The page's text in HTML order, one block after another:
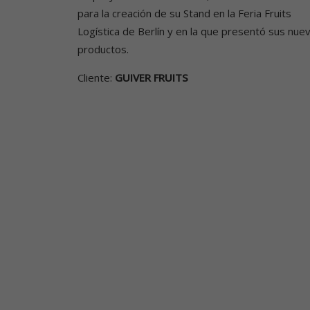
para la creación de su Stand en la Feria Fruits
Logística de Berlín y en la que presentó sus
productos.
Cliente: GUIVER FRUITS